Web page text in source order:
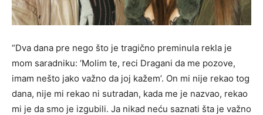
“Dva dana pre nego što je tragično preminula rekla je
mom saradniku: ‘Molim te, reci Dragani da me pozove,
imam nešto jako važno da joj kažem’. On mi nije rekao tog
dana, nije mi rekao ni sutradan, kada me je nazvao, rekao
mi je da smo je izgubili. Ja nikad neću saznati šta je važno